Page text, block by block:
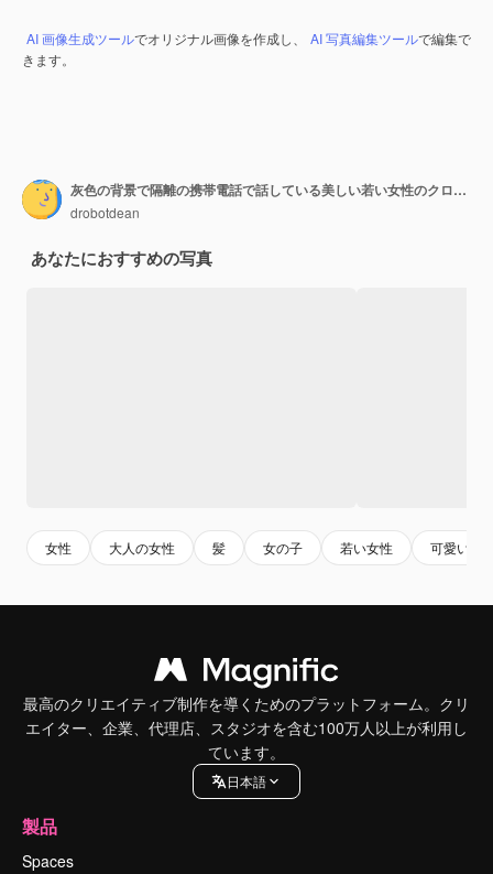
AI 画像生成ツールでオリジナル画像を作成し、 AI 写真編集ツールで編集で
きます。
灰色の背景で隔離の携帯電話で話している美しい若い女性のクローズアップの肖像画
drobotdean
あなたにおすすめの写真
女性 大人の女性 髪 女の子 若い女性 可愛い女
最高のクリエイティブ制作を導くためのプラットフォーム。クリ
エイター、企業、代理店、スタジオを含む100万人以上が利用し
ています。
日本語
製品
Spaces